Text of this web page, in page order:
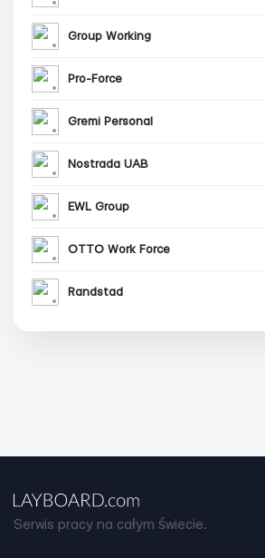
Group Working
Pro-Force
Gremi Personal
Nostrada UAB
EWL Group
OTTO Work Force
Randstad
Serwis pracy na całym świecie.